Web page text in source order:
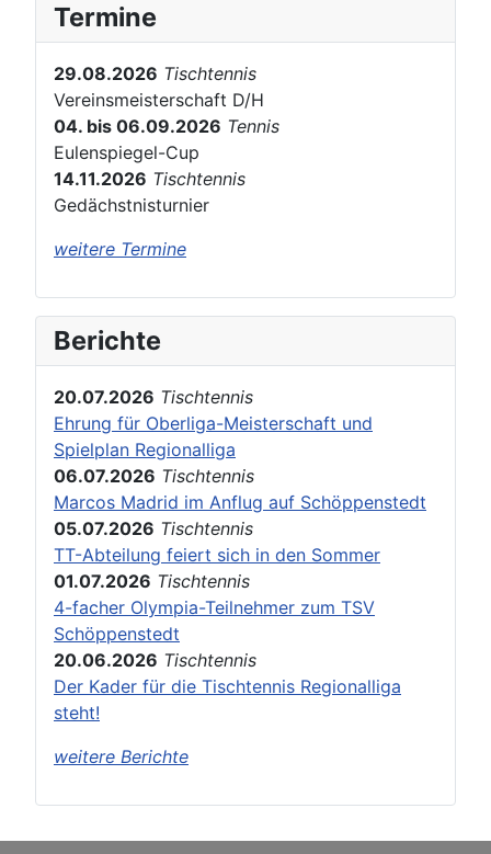
Termine
29.08.2026 Tischtennis
Vereinsmeisterschaft D/H
04. bis 06.09.2026 Tennis
Eulenspiegel-Cup
14.11.2026 Tischtennis
Gedächstnisturnier
weitere Termine
Berichte
20.07.2026 Tischtennis
Ehrung für Oberliga-Meisterschaft und
Spielplan Regionalliga
06.07.2026 Tischtennis
Marcos Madrid im Anflug auf Schöppenstedt
05.07.2026 Tischtennis
TT-Abteilung feiert sich in den Sommer
01.07.2026 Tischtennis
4-facher Olympia-Teilnehmer zum TSV
Schöppenstedt
20.06.2026 Tischtennis
Der Kader für die Tischtennis Regionalliga
steht!
weitere Berichte